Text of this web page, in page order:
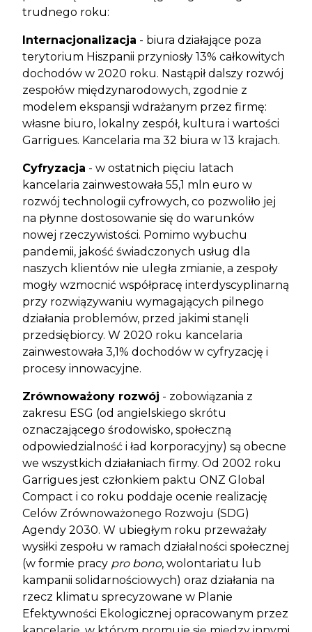
trudnego roku:
Internacjonalizacja - biura działające poza
terytorium Hiszpanii przyniosły 13% całkowitych
dochodów w 2020 roku. Nastąpił dalszy rozwój
zespołów międzynarodowych, zgodnie z
modelem ekspansji wdrażanym przez firmę:
własne biuro, lokalny zespół, kultura i wartości
Garrigues. Kancelaria ma 32 biura w 13 krajach.
Cyfryzacja - w ostatnich pięciu latach
kancelaria zainwestowała 55,1 mln euro w
rozwój technologii cyfrowych, co pozwoliło jej
na płynne dostosowanie się do warunków
nowej rzeczywistości. Pomimo wybuchu
pandemii, jakość świadczonych usług dla
naszych klientów nie uległa zmianie, a zespoły
mogły wzmocnić współpracę interdyscyplinarną
przy rozwiązywaniu wymagających pilnego
działania problemów, przed jakimi stanęli
przedsiębiorcy. W 2020 roku kancelaria
zainwestowała 3,1% dochodów w cyfryzację i
procesy innowacyjne.
Zrównoważony rozwój - zobowiązania z
zakresu ESG (od angielskiego skrótu
oznaczającego środowisko, społeczną
odpowiedzialność i ład korporacyjny) są obecne
we wszystkich działaniach firmy. Od 2002 roku
Garrigues jest członkiem paktu ONZ Global
Compact i co roku poddaje ocenie realizację
Celów Zrównoważonego Rozwoju (SDG)
Agendy 2030. W ubiegłym roku przeważały
wysiłki zespołu w ramach działalności społecznej
(w formie pracy pro bono, wolontariatu lub
kampanii solidarnościowych) oraz działania na
rzecz klimatu sprecyzowane w Planie
Efektywności Ekologicznej opracowanym przez